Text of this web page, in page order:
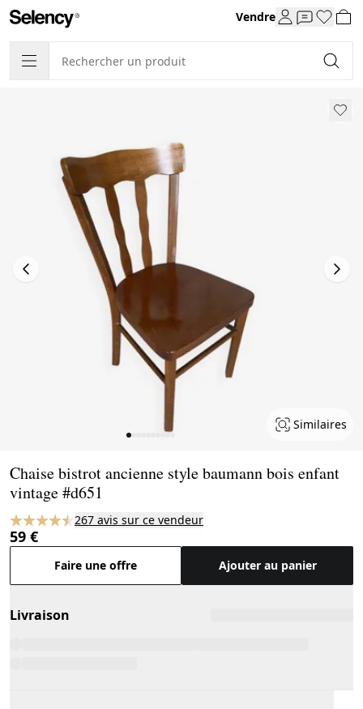
Vendre
Similaires
Chaise bistrot ancienne style baumann bois enfant
vintage #d651
267 avis sur ce vendeur
59 €
Faire une offre Ajouter au panier
Livraison